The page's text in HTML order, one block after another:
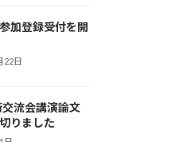
加登録受付を開
22日
流会講演論文
りました